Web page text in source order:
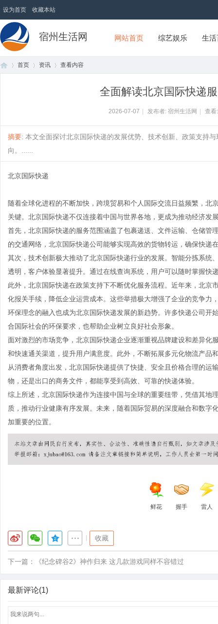
设为首页 收藏本站
宿州生活网 网站首页 综艺娱乐 生
首页 资讯 查看内容
全面解读北京国际快递
2026-07-07 发布者: 宿州生活网 查
摘要: 本文全面探讨北京国际快递的发展优势、技术创新、政策支持
向。......
北京国际快递
随着全球化进程的不断加快，跨境贸易和个人国际交流日益频繁，
关键。北京国际快递不仅连接着中国与世界各地，更成为推动经济发
首先，北京国际快递的服务范围涵盖了包裹递送、文件运输、仓储管
的交通网络，北京国际快递公司能够实现高效的货物转运，确保快递
其次，技术创新极大推动了北京国际快递行业的发展。智能分拣系统
透明，客户体验显著提升。通过在线查询系统，用户可以随时掌握快
此外，北京国际快递在政策支持下不断优化服务流程。近年来，北
化报关手续，降低企业运营成本。这些举措极大增强了企业的竞争力
环保理念的融入也成为北京国际快递发展的新趋势。许多快递公司开
合国际社会的环保要求，也帮助企业树立良好社会形象。
面对激烈的市场竞争，北京国际快递企业逐渐重视品牌建设和差异化
和快速通关渠道，提升用户满意度。此外，不断拓展多元化物流产品
从消费者角度出发，北京国际快递提供了快捷、安全且价格合理的
物，还是出口的商务文件，都能享受到高效、可靠的快递体验。
综上所述，北京国际快递作为连接中国与全球的重要纽带，凭借其地
质，推动行业健康有序发展。未来，随着国际贸易的深度融合和数
加重要的位置。
鲜花 握手 雷人
收藏
下一篇： 《纪念碑谷2》神作归来 这几款游戏同样不容错过
最新评论(1)